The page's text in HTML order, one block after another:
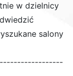
w dzielnicy
salony